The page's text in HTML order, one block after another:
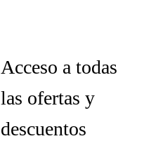
Acceso a todas
las ofertas y
descuentos